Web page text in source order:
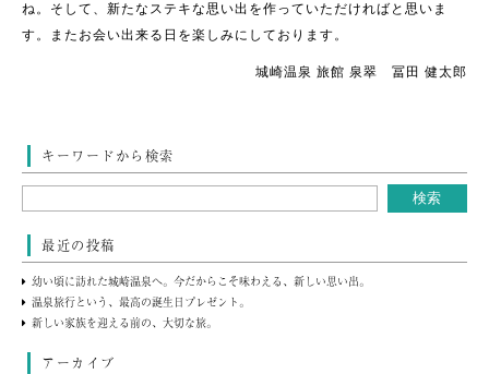
ね。そして、新たなステキな思い出を作っていただければと思いま
す。またお会い出来る日を楽しみにしております。
城崎温泉 旅館 泉翠 冨田 健太郎
キーワードから検索
最近の投稿
幼い頃に訪れた城崎温泉へ。今だからこそ味わえる、新しい思い出。
温泉旅行という、最高の誕生日プレゼント。
新しい家族を迎える前の、大切な旅。
アーカイブ